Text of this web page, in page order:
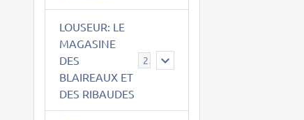
LOUSEUR: LE
MAGASINE
DES
BLAIREAUX ET
DES RIBAUDES
21